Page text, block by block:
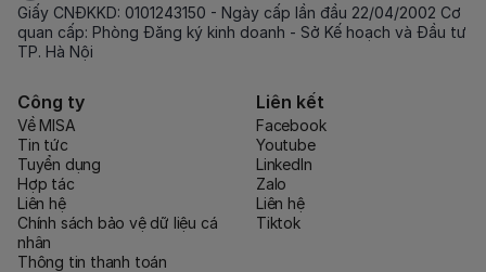
Giấy CNĐKKD: 0101243150 - Ngày cấp lần đầu 22/04/2002 Cơ
quan cấp: Phòng Đăng ký kinh doanh - Sở Kế hoạch và Đầu tư
TP. Hà Nội
Công ty
Về MISA
Tin tức
Tuyển dụng
Hợp tác
Liên hệ
Chính sách bảo vệ dữ liệu cá
nhân
Thông tin thanh toán
Liên kết
Facebook
Youtube
LinkedIn
Zalo
Liên hệ
Tiktok